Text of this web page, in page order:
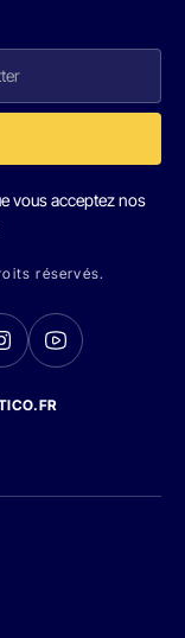
vous acceptez nos
réservés.